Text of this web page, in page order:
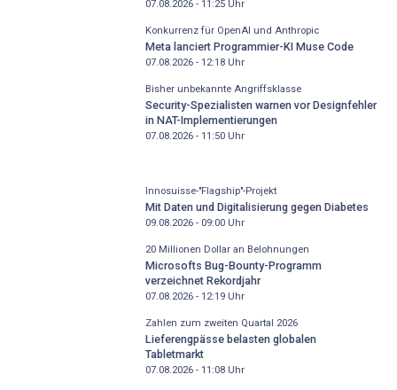
07.08.2026 - 11:25Uhr
Konkurrenz für OpenAI und Anthropic
Meta lanciert Programmier-KI Muse Code
07.08.2026 - 12:18Uhr
Bisher unbekannte Angriffsklasse
Security-Spezialisten warnen vor Designfehler
in NAT-Implementierungen
07.08.2026 - 11:50Uhr
Innosuisse-"Flagship"-Projekt
Mit Daten und Digitalisierung gegen Diabetes
09.08.2026 - 09:00Uhr
20 Millionen Dollar an Belohnungen
Microsofts Bug-Bounty-Programm
verzeichnet Rekordjahr
07.08.2026 - 12:19Uhr
Zahlen zum zweiten Quartal 2026
Lieferengpässe belasten globalen
Tabletmarkt
07.08.2026 - 11:08Uhr